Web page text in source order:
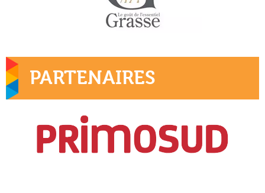
PARTENAIRES